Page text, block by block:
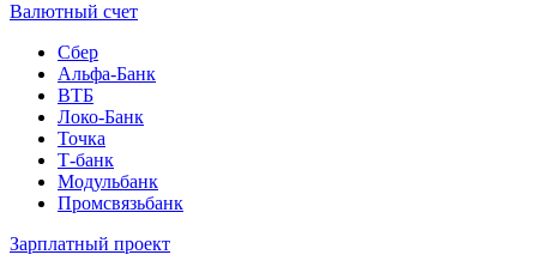
Валютный счет
Сбер
Альфа-Банк
ВТБ
Локо-Банк
Точка
Т-банк
Модульбанк
Промсвязьбанк
Зарплатный проект